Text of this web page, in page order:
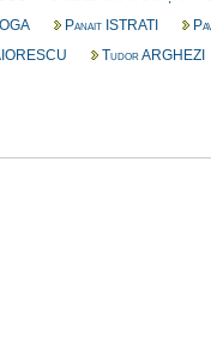
Panait ISTRATI
Tudor ARGHEZI